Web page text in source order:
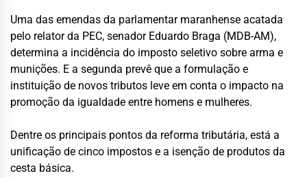
Uma das emendas da parlamentar maranhense acatada
pelo relator da PEC, senador Eduardo Braga (MDB-AM),
determina a incidência do imposto seletivo sobre arma e
munições. E a segunda prevê que a formulação e
instituição de novos tributos leve em conta o impacto na
promoção da igualdade entre homens e mulheres.
Dentre os principais pontos da reforma tributária, está a
unificação de cinco impostos e a isenção de produtos da
cesta básica.